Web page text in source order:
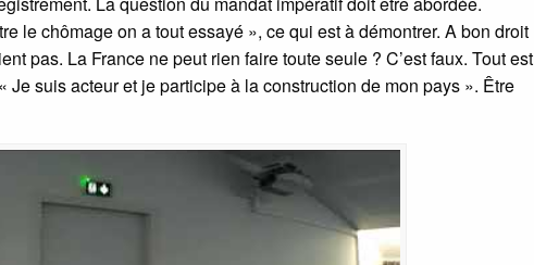
le chômage on a tout essayé », ce qui est à démontrer. A bon droit
pas. La France ne peut rien faire toute seule ? C’est faux. Tout est
suis acteur et je participe à la construction de mon pays ». Être